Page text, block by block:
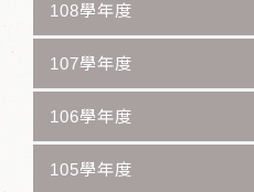
108學年度
107學年度
106學年度
105學年度